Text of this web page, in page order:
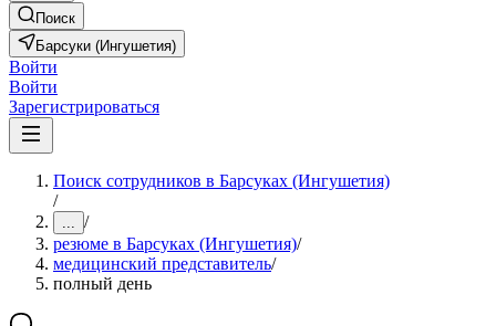
Поиск
Барсуки (Ингушетия)
Войти
Войти
Зарегистрироваться
Поиск сотрудников в Барсуках (Ингушетия)
/
... /
резюме в Барсуках (Ингушетия)/
медицинский представитель/
полный день